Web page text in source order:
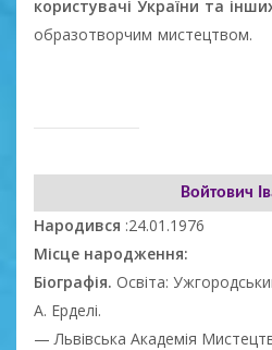
користувачі України та
образотворчим мистецтвом.
Войтович
Народився :24.01.1976
Місце народження:
Біографія. Освіта:
А. Ерделі.
— Львівська Академія